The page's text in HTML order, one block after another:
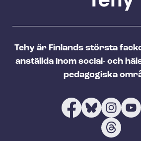
Tehy är Finlands största
anställda inom social- och
pedagogiska